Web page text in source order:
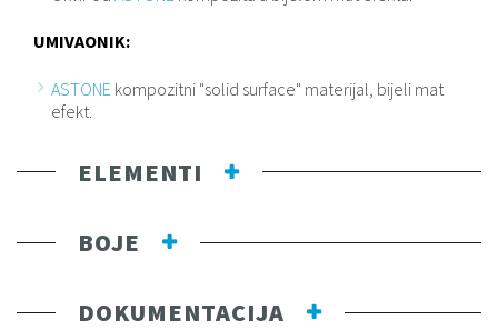
UMIVAONIK:
ASTONE kompozitni "solid surface" materijal, bijeli mat
efekt.
ELEMENTI
BOJE
DOKUMENTACIJA